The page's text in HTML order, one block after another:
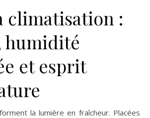
climatisation :
humidité
et esprit
la lumière en fraîcheur. Placées